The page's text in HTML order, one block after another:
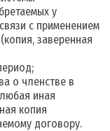
у
с применением
заверенная
о членстве в
иная
копия
договору.